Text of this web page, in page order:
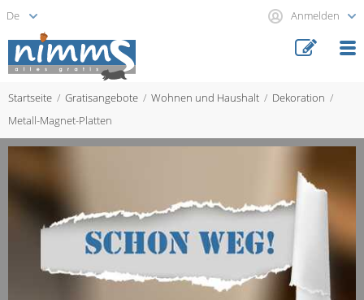
Anmelden
Startseite Gratisangebote Wohnen und Haushalt
Dekoration
Metall-Magnet-Platten